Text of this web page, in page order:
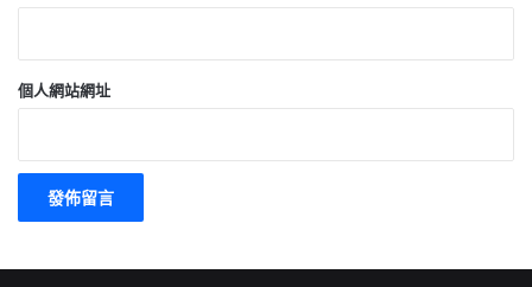
個人網站網址